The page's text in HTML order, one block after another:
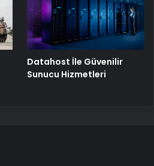
Datahost İle Güvenilir
Sunucu Hizmetleri